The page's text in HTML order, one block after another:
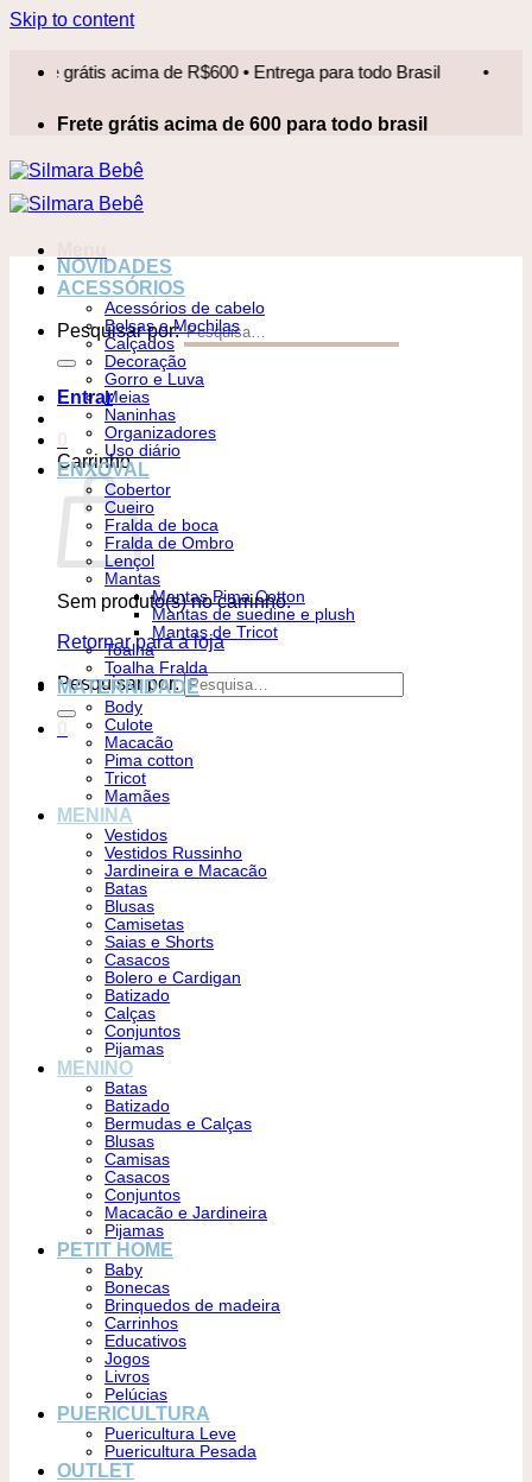
Skip to content
acima de R$600 • Entrega para todo Brasil • Frete
Frete grátis acima de 600 para todo brasil
Pesquisar por:
Entrar
Carrinho
Sem produto(s) no carrinho.
Retornar para a loja
Pesquisar por:
NOVIDADES
ACESSÓRIOS
Acessórios de cabelo
Bolsas e Mochilas
Calçados
Decoração
Gorro e Luva
Meias
Naninhas
Organizadores
Uso diário
ENXOVAL
Cobertor
Cueiro
Fralda de boca
Fralda de Ombro
Lençol
Mantas
Mantas Pima Cotton
Mantas de suedine e plush
Mantas de Tricot
Toalha
Toalha Fralda
MATERNIDADE
Body
Culote
Macacão
Pima cotton
Tricot
Mamães
MENINA
Vestidos
Vestidos Russinho
Jardineira e Macacão
Batas
Blusas
Camisetas
Saias e Shorts
Casacos
Bolero e Cardigan
Batizado
Calças
Conjuntos
Pijamas
MENINO
Batas
Batizado
Bermudas e Calças
Blusas
Camisas
Casacos
Conjuntos
Macacão e Jardineira
Pijamas
PETIT HOME
Baby
Bonecas
Brinquedos de madeira
Carrinhos
Educativos
Jogos
Livros
Pelúcias
PUERICULTURA
Puericultura Leve
Puericultura Pesada
OUTLET